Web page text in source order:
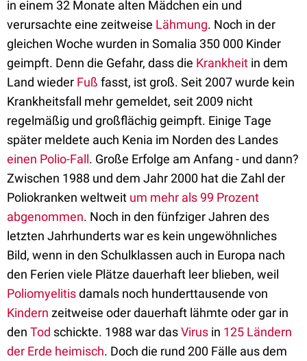
in einem 32 Monate alten Mädchen ein und
verursachte eine zeitweise Lähmung. Noch in der
gleichen Woche wurden in Somalia 350 000 Kinder
geimpft. Denn die Gefahr, dass die Krankheit in dem
Land wieder Fuß fasst, ist groß. Seit 2007 wurde kein
Krankheitsfall mehr gemeldet, seit 2009 nicht
regelmäßig und großflächig geimpft. Einige Tage
später meldete auch Kenia im Norden des Landes
einen Polio-Fall. Große Erfolge am Anfang - und dann?
Zwischen 1988 und dem Jahr 2000 hat die Zahl der
Poliokranken weltweit um mehr als 99 Prozent
abgenommen. Noch in den fünfziger Jahren des
letzten Jahrhunderts war es kein ungewöhnliches
Bild, wenn in den Schulklassen auch in Europa nach
den Ferien viele Plätze dauerhaft leer blieben, weil
Poliomyelitisdamals noch hunderttausende von
Kindern zeitweise oder dauerhaft lähmte oder gar in
den Tod schickte. 1988 war dasVirus in 125 Ländern
der Erde heimisch. Doch die rund 200 Fälle aus dem